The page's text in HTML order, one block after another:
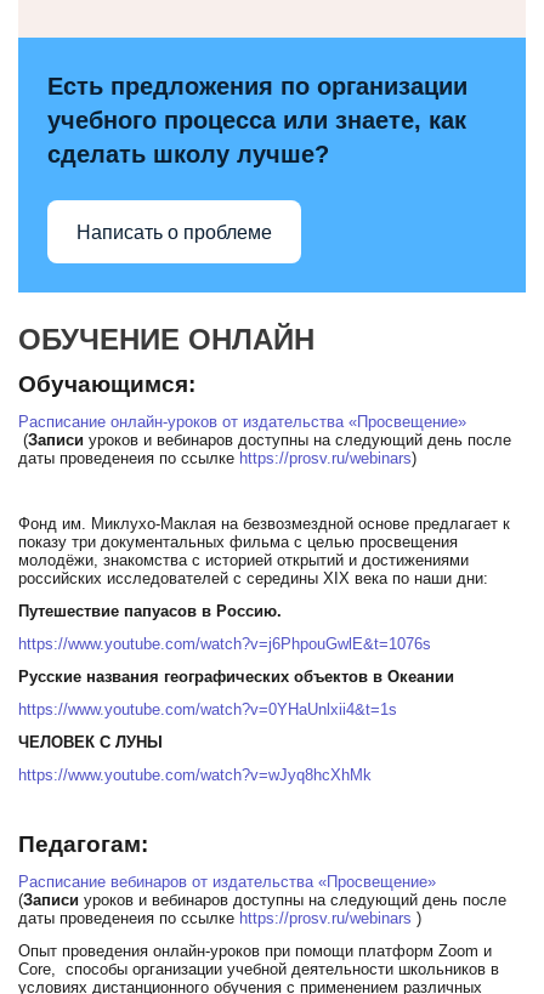
Есть предложения по организации
учебного процесса или знаете, как
сделать школу лучше?
Написать о проблеме
ОБУЧЕНИЕ ОНЛАЙН
Обучающимся:
Расписание онлайн-уроков от издательства «Просвещение»
(Записи уроков и вебинаров доступны на следующий день после
даты проведенеия по ссылке https://prosv.ru/webinars)
Фонд им. Миклухо-Маклая на безвозмездной основе предлагает к
показу три документальных фильма с целью просвещения
молодёжи, знакомства с историей открытий и достижениями
российских исследователей с середины XIX века по наши дни:
Путешествие папуасов в Россию.
https://www.youtube.com/watch?v=j6PhpouGwlE&t=1076s
Русские названия географических объектов в Океании
https://www.youtube.com/watch?v=0YHaUnlxii4&t=1s
ЧЕЛОВЕК С ЛУНЫ
https://www.youtube.com/watch?v=wJyq8hcXhMk
Педагогам:
Расписание вебинаров от издательства «Просвещение»
(Записи уроков и вебинаров доступны на следующий день после
даты проведенеия по ссылке https://prosv.ru/webinars )
Опыт проведения онлайн-уроков при помощи платформ Zoom и
Core, способы организации учебной деятельности школьников в
условиях дистанционного обучения с применением различных